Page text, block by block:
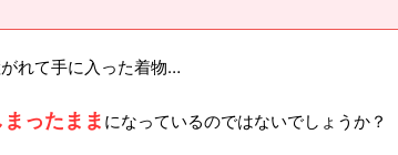
れて手に入った着物…
まったまま になっているのではないでしょうか？